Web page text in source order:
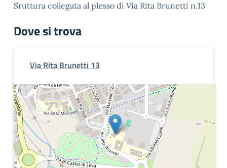
Sruttura collegata al plesso di Via Rita Brunetti n.13
Dove si trova
Via Rita Brunetti 13